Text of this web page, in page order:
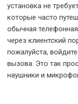
установка не
которые часто
обычная телефонная
через клиентский
пожалуйста,
вызова. Это так
наушники и